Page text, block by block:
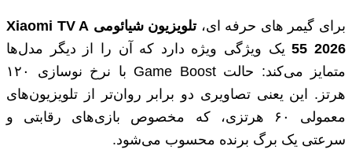
برای گیمر های حرفه ای،تلویزیون شیائومی Xiaomi TV A
55 2026یک ویژگی ویژه دارد که آن را از دیگر مدل‌ها
متمایز می‌کند: حالت Game Boost با نرخ نوسازی ۱۲۰
هرتز. این یعنی تصاویری دو برابر روان‌تر از تلویزیون‌های
معمولی ۶۰ هرتزی، که مخصوص بازی‌های رقابتی و
سرعتی یک برگ برنده محسوب می‌شود.